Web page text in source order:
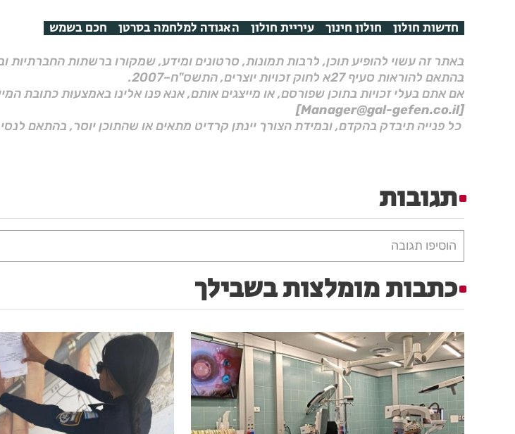
חדשות חולון חולון חינוך עיריית חולון האגודה למלחמה בסרטן חכם בשמש
באתר זה עשוי להופיע תוכן, לרבות תמונות, סרטונים ומידע, שמקורו ברשתות החברתיות
בהתאם להוראות סעיף 27א לחוק זכויות יוצרים, התשס"ח–2007.
אם אתם בעלי זכויות בתוכן שפורסם, או מייצגים אותם, אנא פנו אלינו באמצעות כתובת
[Manager@gal-gefen.co.il]
כל פנייה תיבדק בהקדם, ובמידת הצורך יינתן קרדיט מתאים או שהתוכן יוסר, בהתאם
תגובות
הוסיפו תגובה
כתבות מומלצות בשבילך